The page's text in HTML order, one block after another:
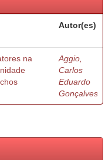
Autor(es)
na
Aggio,
Carlos
Eduardo
Gonçalves